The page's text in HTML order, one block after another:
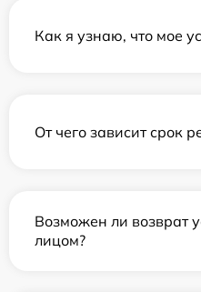
Как я узнаю, что мое
От чего зависит срок
Возможен ли возврат
лицом?